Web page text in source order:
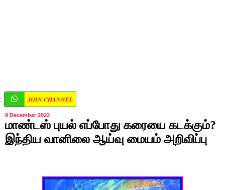
: JOIN CHANNEL
9 December 2022
மாண்டஸ் புயல் எப்போது கரையை கடக்கும்?
இந்திய வானிலை ஆய்வு மையம் அறிவிப்பு